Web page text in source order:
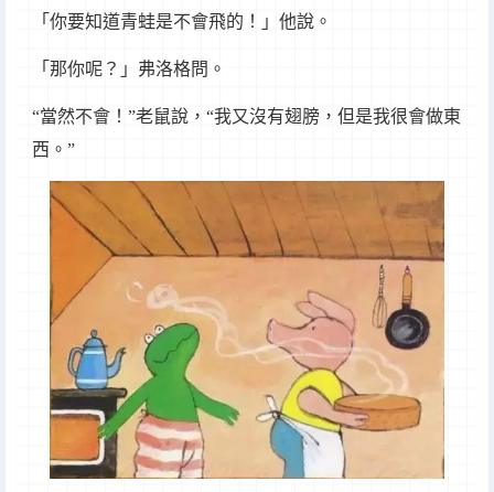
「你要知道青蛙是不會飛的！」他說。
「那你呢？」弗洛格問。
“當然不會！”老鼠說，“我又沒有翅膀，但是我很會做東
西。”